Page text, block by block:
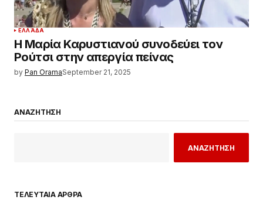
ΕΛΛΆΔΑ
Η Μαρία Καρυστιανού συνοδεύει τον
Ρούτσι στην απεργία πείνας
by Pan OramaSeptember 21, 2025
ΑΝΑΖΗΤΗΣΗ
ΑΝΑΖΗΤΗΣΗ
ΤΕΛΕΥΤΑΙΑ ΑΡΘΡΑ